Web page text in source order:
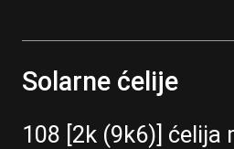
Solarne ćelije
108 [2k (9k6)]